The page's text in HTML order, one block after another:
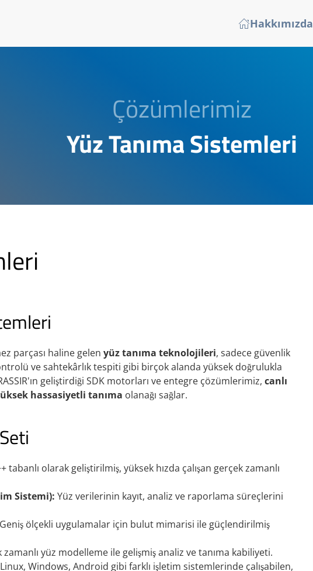
Hakkımızda
Çözümlerimiz
Yüz Tanıma Sistemleri
parçası haline gelen yüz tanıma teknolojileri, sadece güvenlik
ve sahtekârlık tespiti gibi birçok alanda yüksek doğrulukla
geliştirdiği SDK motorları ve entegre çözümlerimiz, canlı
hassasiyetli tanıma olanağı sağlar.
tabanlı olarak geliştirilmiş, yüksek hızda çalışan gerçek zamanlı
Sistemi): Yüz verilerinin kayıt, analiz ve raporlama süreçlerini
Geniş ölçekli uygulamalar için bulut mimarisi ile güçlendirilmiş
zamanlı yüz modelleme ile gelişmiş analiz ve tanıma kabiliyeti.
Linux, Windows, Android gibi farklı işletim sistemlerinde çalışabilen,